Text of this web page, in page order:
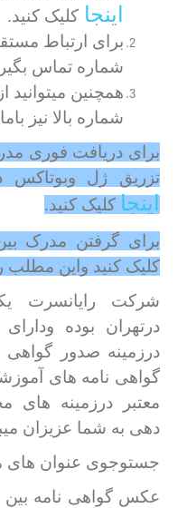
اینجا کلیک کنید.
برای ارتباط
شماره تماس
همچنین میتوانید
شماره بالا نیز
برای دریافت فوری
تزریق ژل وبوتاکس
اینجا کلیک کنید.
برای گرفتن مدرک
کلیک کنید واین مطلب
شرکت رایانسرت
درتهران بوده
درزمینه صدور گواهی
گواهی نامه های
معتبر درزمینه های
دهی به شما عزیزان
جستوجوی عنوان های
عکس گواهی نامه بین